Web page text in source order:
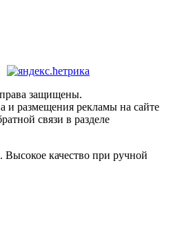
защищены.
и размещения рекламы на сайте
связи в разделе
. Высокое качество при ручной